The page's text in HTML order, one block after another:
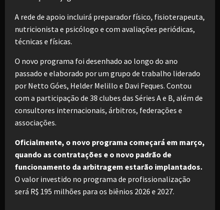
A rede de apoio incluirá preparador físico, fisioterapeuta,
nutricionista e psicólogo e com avaliações periódicas,
técnicas e físicas.
O novo programa foi desenhado ao longo do ano
passado e elaborado por um grupo de trabalho liderado
por Netto Góes, Helder Melillo e Davi Feques. Contou
com a participação de 38 clubes das Séries A e B, além de
consultores internacionais, árbitros, federações e
associações.
Oficialmente, o novo programa começará em março,
quando as contratações e o novo padrão de
funcionamento da arbitragem estarão implantados.
O valor investido no programa de profissionalização
será R$ 195 milhões para os biênios 2026 e 2027.